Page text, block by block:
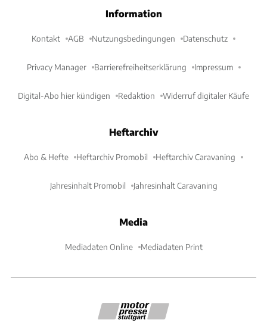
Information
Kontakt AGB Nutzungsbedingungen Datenschutz
Privacy Manager Barrierefreiheitserklärung Impressum
Digital-Abo hier kündigen Redaktion Widerruf digitaler Käufe
Heftarchiv
Abo & Hefte Heftarchiv Promobil Heftarchiv Caravaning
Jahresinhalt Promobil Jahresinhalt Caravaning
Media
Mediadaten Online Mediadaten Print